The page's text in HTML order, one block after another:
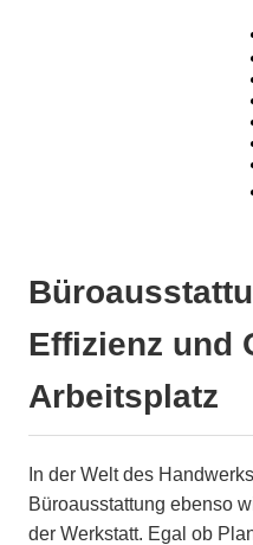
Effizienz und
Arbeitsplatz
In der Welt des
Büroausstattung ebenso
der Werkstatt. Egal ob